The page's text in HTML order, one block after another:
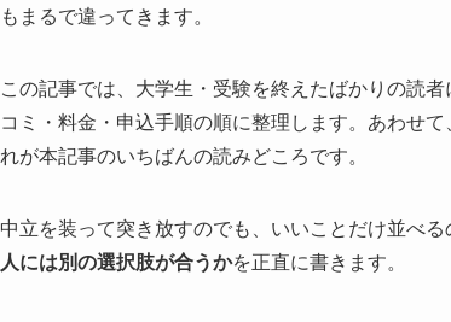
もまるで違ってきます。
この記事では、大学生・受験を終えたばかりの読
コミ・料金・申込手順の順に整理します。あわせて
れが本記事のいちばんの読みどころです。
中立を装って突き放すのでも、いいことだけ並べる
人には別の選択肢が合うかを正直に書きます。